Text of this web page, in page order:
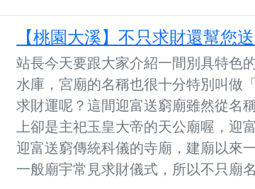
【桃園大溪】不只求財還幫您
站長今天要跟大家介紹一間別具特色
水庫，宮廟的名稱也很十分特別叫做
求財運呢？這間迎富送窮廟雖然從名
上卻是主祀玉皇大帝的天公廟喔，迎
迎富送窮傳統科儀的寺廟，建廟以來
一般廟宇常見求財儀式，所以不只廟